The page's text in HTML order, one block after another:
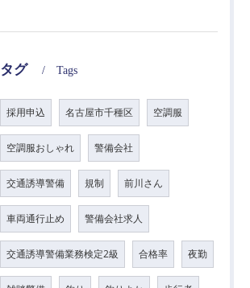
タグ Tags
採用申込 名古屋市千種区 空調服
空調服おしゃれ 警備会社
交通誘導警備 規制 前川さん
車両通行止め 警備会社求人
交通誘導警備業務検定2級 合格率 夜勤